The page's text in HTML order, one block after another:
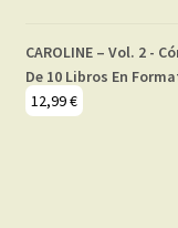
CAROLINE – Vol. 2 -
De 10 Libros En
12,99€